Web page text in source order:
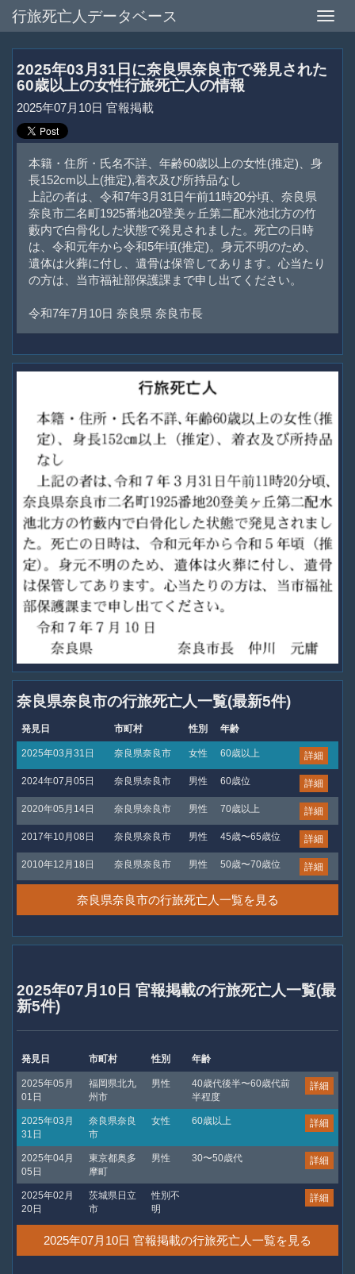
Toggle
行旅死亡人データベース
2025年03月31日に奈良県奈良市で発見された
60歳以上の女性行旅死亡人の情報
2025年07月10日 官報掲載
本籍・住所・氏名不詳、年齢60歳以上の女性(推定)、身
長152cm以上(推定),着衣及び所持品なし
上記の者は、令和7年3月31日午前11時20分頃、奈良県
奈良市二名町1925番地20登美ヶ丘第二配水池北方の竹
藪内で白骨化した状態で発見されました。死亡の日時
は、令和元年から令和5年頃(推定)。身元不明のため、
遺体は火葬に付し、遺骨は保管してあります。心当たり
の方は、当市福祉部保護課まで申し出てください。
令和7年7月10日 奈良県 奈良市長
奈良県奈良市の行旅死亡人一覧(最新5件)
発見日 市町村 性別 年齢
2025年03月31日 奈良県奈良市 女性 60歳以上 詳細
2024年07月05日 奈良県奈良市 男性 60歳位 詳細
2020年05月14日 奈良県奈良市 男性 70歳以上 詳細
2017年10月08日 奈良県奈良市 男性 45歳〜65歳位 詳細
2010年12月18日 奈良県奈良市 男性 50歳〜70歳位 詳細
奈良県奈良市の行旅死亡人一覧を見る
2025年07月10日 官報掲載の行旅死亡人一覧(最
新5件)
発見日 市町村 性別 年齢
2025年05月
01日
福岡県北九
州市
男性
40歳代後半〜60歳代前
半程度
詳細
2025年03月
31日
奈良県奈良
市
女性 60歳以上 詳細
2025年04月
05日
東京都奥多
摩町
男性 30〜50歳代 詳細
2025年02月
20日
茨城県日立
市
性別不
明
詳細
2025年07月10日 官報掲載の行旅死亡人一覧を見る